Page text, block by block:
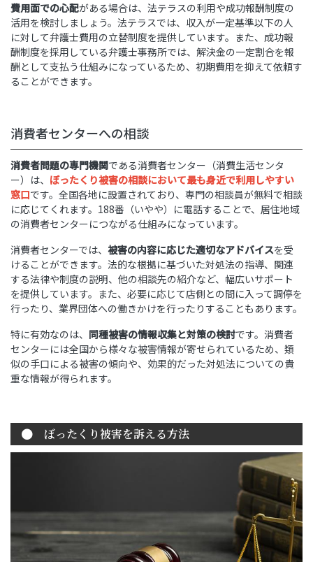
費用面での心配がある場合は、法テラスの利用や成功報酬制度の
活用を検討しましょう。法テラスでは、収入が一定基準以下の人
に対して弁護士費用の立替制度を提供しています。また、成功報
酬制度を採用している弁護士事務所では、解決金の一定割合を報
酬として支払う仕組みになっているため、初期費用を抑えて依頼す
ることができます。
消費者センターへの相談
消費者問題の専門機関である消費者センター（消費生活センタ
ー）は、 ぼったくり被害の相談において最も身近で利用しやすい
窓口です。全国各地に設置されており、専門の相談員が無料で相談
に応じてくれます。188番（いやや）に電話することで、居住地域
の消費者センターにつながる仕組みになっています。
消費者センターでは、 被害の内容に応じた適切なアドバイスを受
けることができます。法的な根拠に基づいた対処法の指導、関連
する法律や制度の説明、他の相談先の紹介など、幅広いサポート
を提供しています。また、必要に応じて店側との間に入って調停を
行ったり、業界団体への働きかけを行ったりすることもあります。
特に有効なのは、 同種被害の情報収集と対策の検討です。消費者
センターには全国から様々な被害情報が寄せられているため、類
似の手口による被害の傾向や、効果的だった対処法についての貴
重な情報が得られます。
ぼったくり被害を訴える方法